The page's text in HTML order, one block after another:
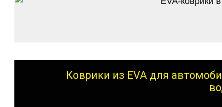
Коврики из EVA для